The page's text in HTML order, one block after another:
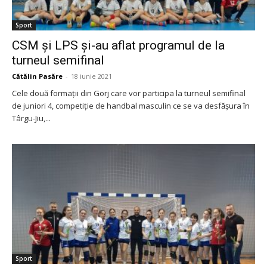
Sport
CSM și LPS și-au aflat programul de la
turneul semifinal
Cătălin Pasăre - 18 iunie 2021
Cele două formații din Gorj care vor participa la turneul semifinal
de juniori 4, competiție de handbal masculin ce se va desfășura în
Târgu-Jiu,...
Sport